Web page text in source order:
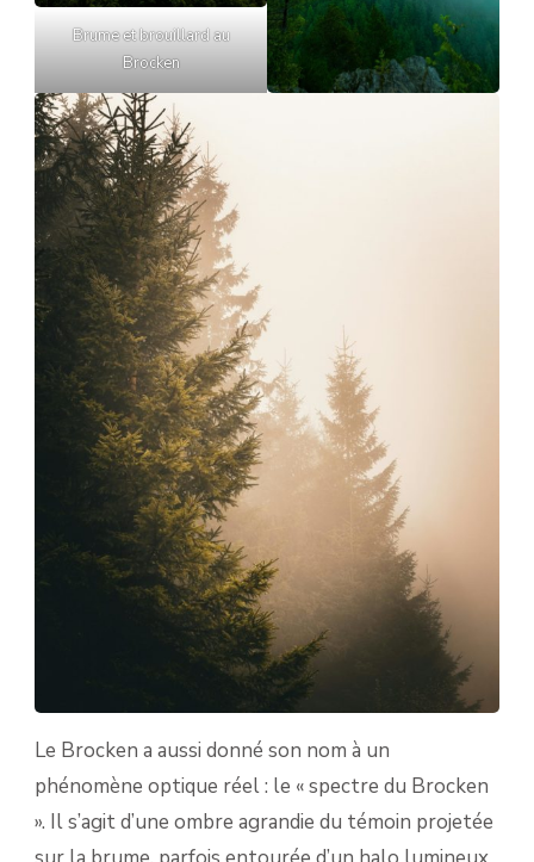
Brume et brouillard au
Brocken
Le Brocken a aussi donné son nom à un
phénomène optique réel : le « spectre du Brocken
». Il s’agit d’une ombre agrandie du témoin projetée